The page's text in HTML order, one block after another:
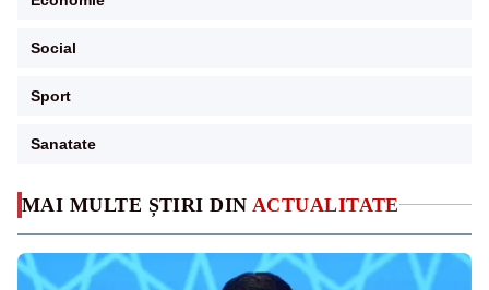
MAI MULTE ȘTIRI DIN ACTUALITATE
Social
Sport
Sanatate